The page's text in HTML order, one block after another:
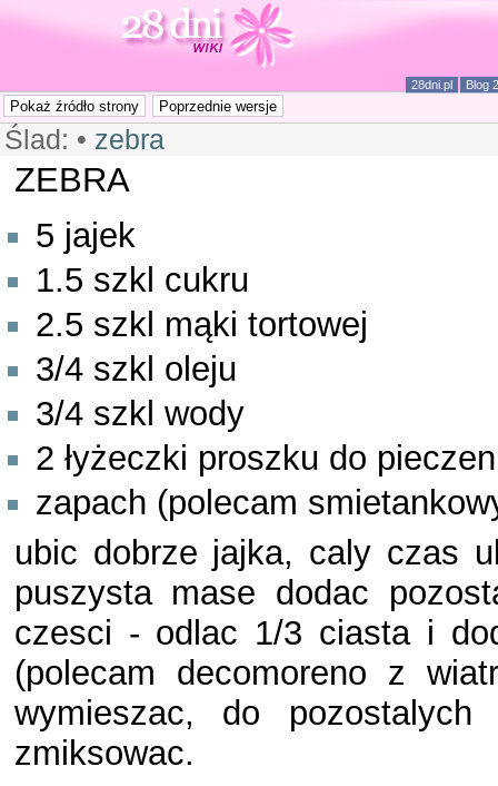
28dni.pl Blog
Ślad: • zebra
ZEBRA
5 jajek
1.5 szkl cukru
2.5 szkl mąki tortowej
3/4 szkl oleju
3/4 szkl wody
2 łyżeczki proszku do
zapach (polecam
ubic dobrze jajka, caly czas
puszysta mase dodac
czesci - odlac 1/3 ciasta i
(polecam decomoreno z
wymieszac, do
zmiksowac.